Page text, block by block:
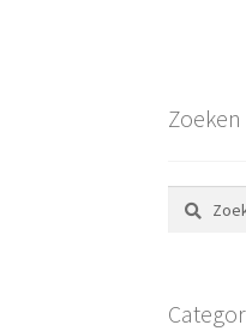
Zoeken
Zoeken
naar:
Zoeken